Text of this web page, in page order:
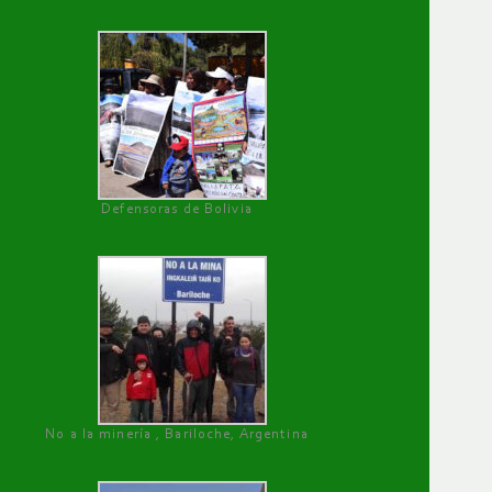
Defensoras de Bolivia
No a la minería , Bariloche, Argentina